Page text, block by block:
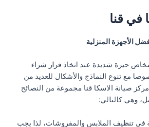
في قنا
الأجهزة المنزلية
حيرة شديدة عند اتخاذ قرار شراء
مع تنوع النماذج والأشكال للعديد من
مركز صيانة الاسكا قنا مجموعة من النصائح
وهي كالتالي:
في تنظيف الملابس والمفروشات، لذا يجب